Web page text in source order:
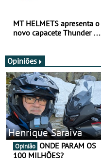
MT HELMETS apresenta o
novo capacete Thunder 4 R
Opiniões
Henrique Saraiva
Opinião
100 MILHÕES?